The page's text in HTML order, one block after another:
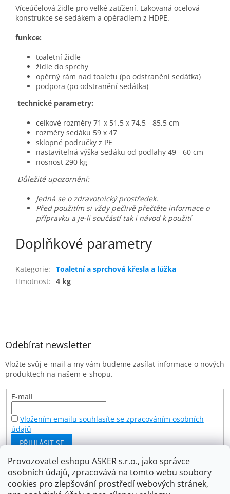
Provozovatel eshopu ASKER s.r.o., jako správce
osobních údajů, zpracovává na tomto webu soubory
cookies pro zlepšování prostředí webových stránek,
Víceúčelová židle pro velké zatížení. Lakovaná ocelová
konstrukce se sedákem a opěradlem z HDPE.
funkce:
toaletní židle
židle do sprchy
opěrný rám nad toaletu (po odstranění sedátka)
podpora (po odstranění sedátka)
technické parametry:
celkové rozměry 71 x 51,5 x 74,5 - 85,5 cm
rozměry sedáku 59 x 47
sklopné područky z PE
nastavitelná výška sedáku od podlahy 49 - 60 cm
nosnost 290 kg
Důležité upozornění:
Jedná se o zdravotnický prostředek.
Před použitím si vždy pečlivě přečtěte informace o
přípravku a je-li součástí tak i návod k použití
Doplňkové parametry
Kategorie:
Toaletní a sprchová křesla a lůžka
Hmotnost: 4 kg
Z
Odebírat newsletter
Vložte svůj e-mail a my vám budeme zasílat informace o nových
produktech na našem e-shopu.
E-mail
Vložením emailu souhlasíte se zpracováním osobních
údajů
PŘIHLÁSIT SE
Facebook